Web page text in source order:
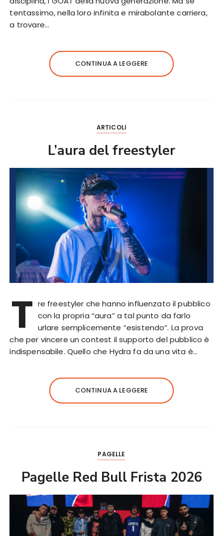
tentassimo, nella loro infinita e mirabolante carriera,
a trovare…
CONTINUA A LEGGERE
ARTICOLI
L’aura del freestyler
T re freestyler che hanno influenzato il pubblico
con la propria “aura” a tal punto da farlo
urlare semplicemente “esistendo”. La prova
che per vincere un contest il supporto del pubblico è
indispensabile. Quello che Hydra fa da una vita è…
CONTINUA A LEGGERE
PAGELLE
Pagelle Red Bull Frista 2026